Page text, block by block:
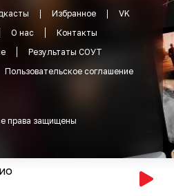
Избранное
VK
О нас
Контакты
Результаты СОУТ
Пользовательское соглашение
права защищены